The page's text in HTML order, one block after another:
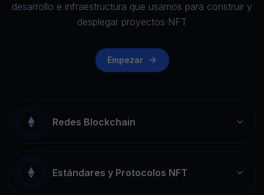
desarrollo e infraestructura que usamos para construir y
desplegar proyectos NFT
Empezar
Redes Blockchain
Estándares y Protocolos NFT